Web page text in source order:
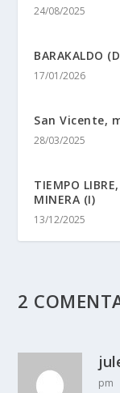
24/08/2025
BARAKALDO
17/01/2026
San Vicente,
28/03/2025
TIEMPO
MINERA (I)
13/12/2025
2
pm